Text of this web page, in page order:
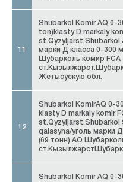
11
Shubarkol Komir AQ 0-
ton)klasty D markaly
st.Qyzyljarst.Shubarkol
марки Д класса 0-300
Шубарколь комир FCA
Жетысускую обл.
12
Shubarkol KomirAQ 0-
klasty D markaly komir
st.Qyzyljarst.Shubarkol
qalasyna/уголь марки
(69 тонн) АО
Shubarkol Komir AQ 0-